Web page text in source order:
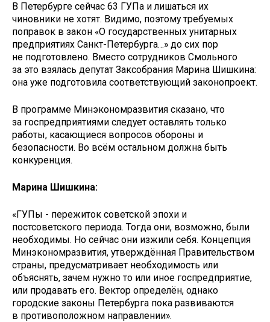
В Петербурге сейчас 63 ГУПа и лишаться их
чиновники не хотят. Видимо, поэтому требуемых
поправок в закон «О государственных унитарных
предприятиях Санкт-Петербурга…» до сих пор
не подготовлено. Вместо сотрудников Смольного
за это взялась депутат Заксобрания Марина Шишкина:
она уже подготовила соответствующий законопроект.
В программе Минэкономразвития сказано, что
за госпредприятиями следует оставлять только
работы, касающиеся вопросов обороны и
безопасности. Во всём остальном должна быть
конкуренция.
Марина Шишкина:
«ГУПы - пережиток советской эпохи и
постсоветского периода. Тогда они, возможно, были
необходимы. Но сейчас они изжили себя. Концепция
Минэкономразвития, утверждённая Правительством
страны, предусматривает необходимость или
объяснять, зачем нужно то или иное госпредприятие,
или продавать его. Вектор определён, однако
городские законы Петербурга пока развиваются
в противоположном направлении».